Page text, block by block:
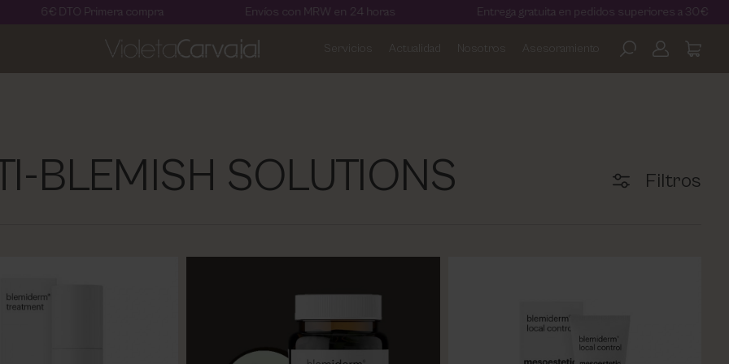
Primera compra Envíos con MRW en 24 horas Entrega gratuita en pedidos superiores a 30€
Servicios Actualidad Nosotros Asesoramiento
BLEMISH SOLUTIONS Filtros